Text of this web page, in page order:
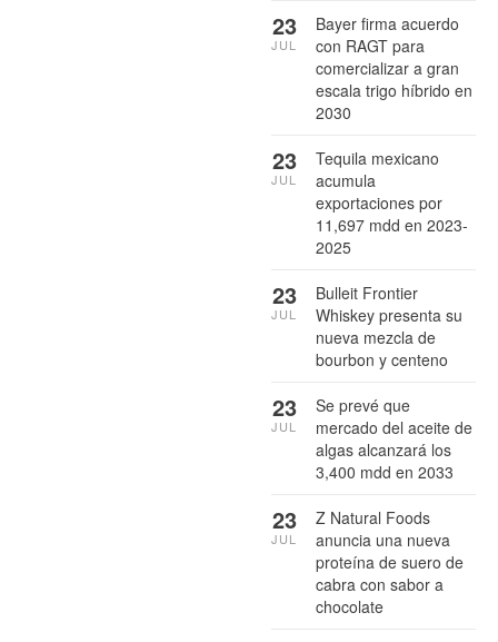
Bayer firma acuerdo
con RAGT para
comercializar a gran
escala trigo híbrido en
2030
23
JUL
Tequila mexicano
acumula
exportaciones por
11,697 mdd en 2023-
2025
23
JUL
Bulleit Frontier
Whiskey presenta su
nueva mezcla de
bourbon y centeno
23
JUL
Se prevé que
mercado del aceite de
algas alcanzará los
3,400 mdd en 2033
23
JUL
Z Natural Foods
anuncia una nueva
proteína de suero de
cabra con sabor a
chocolate
23
JUL